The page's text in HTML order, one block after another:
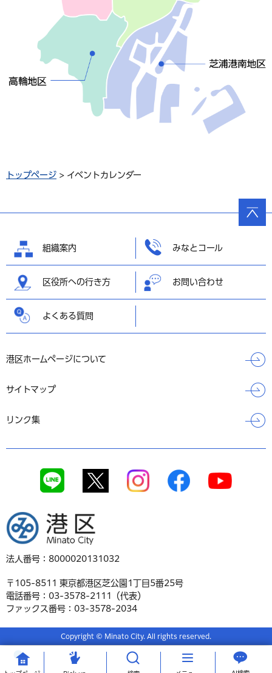
トップページ > イベントカレンダー
組織案内 みなとコール
区役所への行き方 お問い合わせ
よくある質問
港区ホームページについて
サイトマップ
リンク集
港区
法人番号：8000020131032
〒105-8511 東京都港区芝公園1丁目5番25号
電話番号：03-3578-2111（代表）
ファックス番号：03-3578-2034
ページ
の先頭
Copyright © Minato City. All rights reserved.